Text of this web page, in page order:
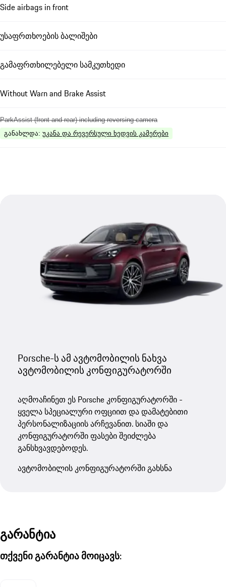
Side airbags in front
უსაფრთხოების ბალიშები
გამაფრთხილებელი სამკუთხედი
Without Warn and Brake Assist
ParkAssist (front and rear) including reversing camera
განახლდა: უკანა და რევერსული ხედვის კამერები
Porsche-ს ამ ავტომობილის ნახვა
ავტომობილის კონფიგურატორში
აღმოაჩინეთ ეს Porsche კონფიგურატორში -
ყველა სპეციალური ოფციით და დამატებითი
პერსონალიზაციის არჩევანით. სიაში და
კონფიგურატორში ფასები შეიძლება
განსხვავდებოდეს.
ავტომობილის კონფიგურატორში გახსნა
გარანტია
თქვენი გარანტია მოიცავს: